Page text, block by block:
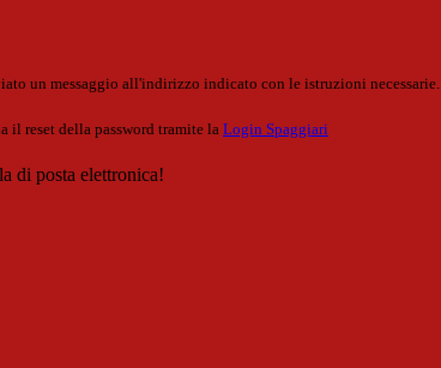
un messaggio all'indirizzo indicato con le istruzioni necessarie.
il reset della password tramite la Login Spaggiari
di posta elettronica!